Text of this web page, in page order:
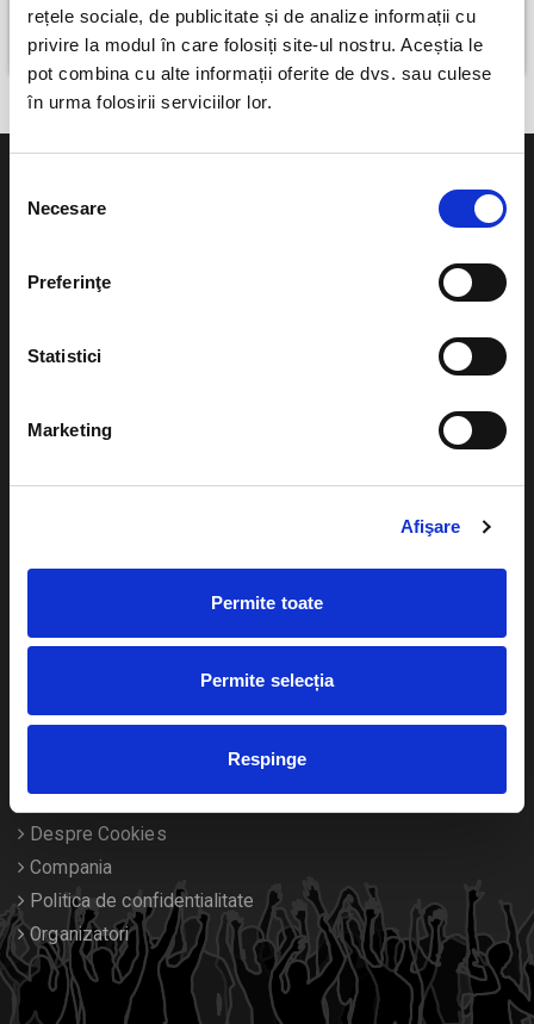
rețele sociale, de publicitate și de analize informații cu
privire la modul în care folosiți site-ul nostru. Aceștia le
pot combina cu alte informații oferite de dvs. sau culese
în urma folosirii serviciilor lor.
consimțământului
Necesare
Preferinţe
Statistici
Marketing
Afişare
Permite toate
Permite selecția
Respinge
Valea Draganului
perioada 1 iul 2027 - 4 iul 2027
Duplicare bilete
Evenimente
Concerte si
Sport
Despre noi
Termeni si conditii
Despre Cookies
Compania
Politica de confidentialitate
Organizatori